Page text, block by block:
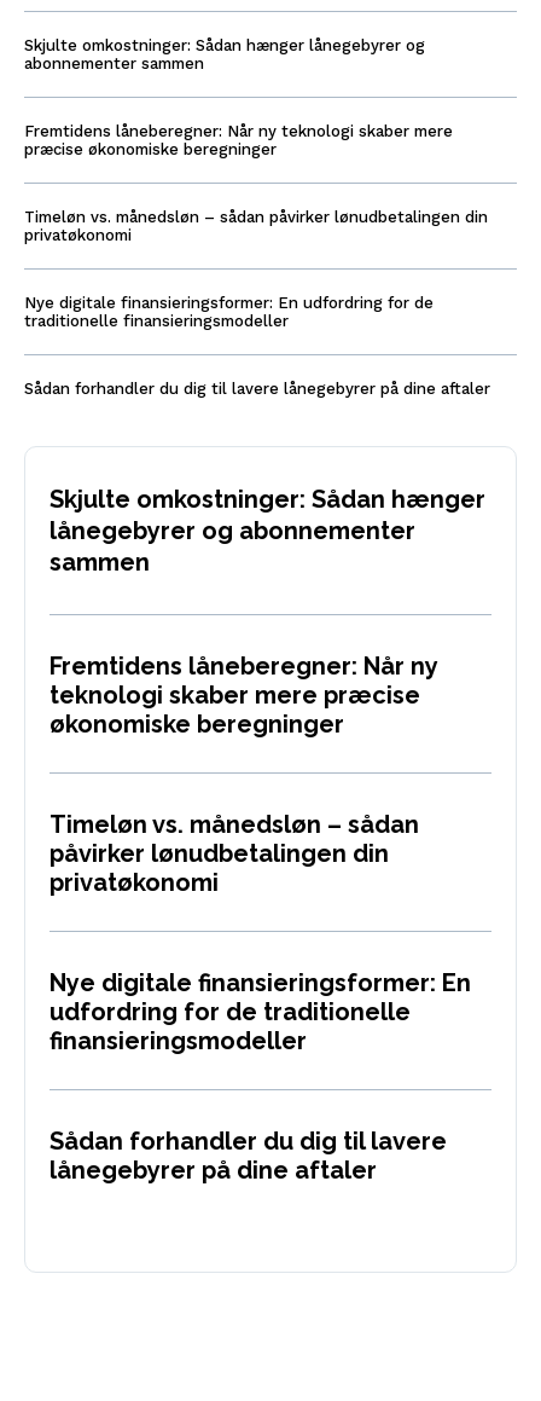
Skjulte omkostninger: Sådan hænger lånegebyrer og
abonnementer sammen
Fremtidens låneberegner: Når ny teknologi skaber mere
præcise økonomiske beregninger
Timeløn vs. månedsløn – sådan påvirker lønudbetalingen din
privatøkonomi
Nye digitale finansieringsformer: En udfordring for de
traditionelle finansieringsmodeller
Sådan forhandler du dig til lavere lånegebyrer på dine aftaler
Skjulte omkostninger: Sådan hænger
lånegebyrer og abonnementer
sammen
Fremtidens låneberegner: Når ny
teknologi skaber mere præcise
økonomiske beregninger
Timeløn vs. månedsløn – sådan
påvirker lønudbetalingen din
privatøkonomi
Nye digitale finansieringsformer: En
udfordring for de traditionelle
finansieringsmodeller
Sådan forhandler du dig til lavere
lånegebyrer på dine aftaler